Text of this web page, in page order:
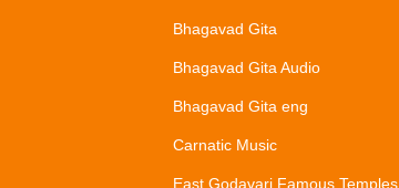
Bhagavad Gita
Bhagavad Gita Audio
Bhagavad Gita eng
Carnatic Music
East Godavari Famous Temples